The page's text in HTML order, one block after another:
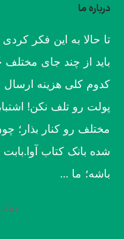
درباره ما
​تا حالا به این فکر
باید از چند جای
کدوم کلی هزینه ارسال
پولت رو تلف نکن!
مختلف رو کنار بذار؛
شده بانک کتاب
باشه؛ ما ...